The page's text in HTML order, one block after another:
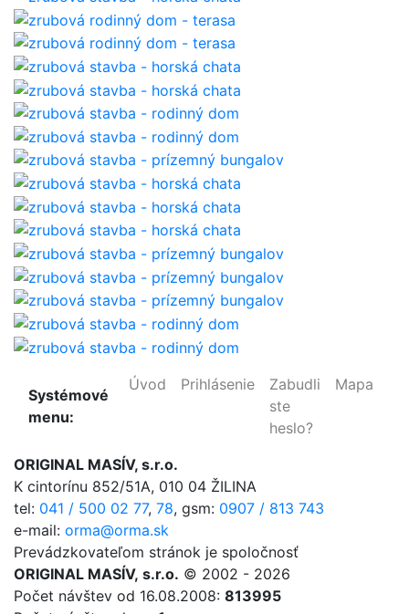
Systémové
menu:
Úvod Prihlásenie
Zabudli
ste
heslo?
Mapa
ORIGINAL MASÍV, s.r.o.
K cintorínu 852/51A, 010 04 ŽILINA
tel: 041 / 500 02 77, 78, gsm: 0907 / 813 743
e-mail: orma@orma.sk
Prevádzkovateľom stránok je spoločnosť
ORIGINAL MASÍV, s.r.o. © 2002 - 2026
Počet návštev od 16.08.2008: 813995